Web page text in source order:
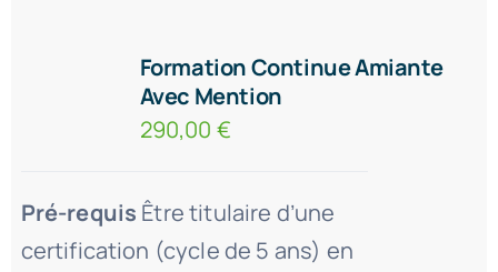
Formation Continue Amiante
Avec Mention
290,00 €
Pré-requis Être titulaire d’une
certification (cycle de 5 ans) en